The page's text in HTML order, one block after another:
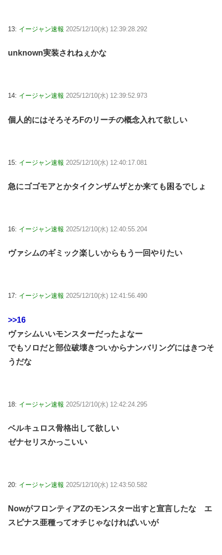
13: イージャン速報 2025/12/10(水) 12:39:28.292
unknown実装されねぇかな
14: イージャン速報 2025/12/10(水) 12:39:52.973
個人的にはそろそろFのリーチの概念入れて欲しい
15: イージャン速報 2025/12/10(水) 12:40:17.081
急にゴゴモアとかタイクンザムザとか来ても困るでしょ
16: イージャン速報 2025/12/10(水) 12:40:55.204
ヴァシムのギミック楽しいからもう一回やりたい
17: イージャン速報 2025/12/10(水) 12:41:56.490
>>16
ヴァシムいいモンスターだったよなー
でもソロだと部位破壊きついからナンバリングにはきつそ
うだな
18: イージャン速報 2025/12/10(水) 12:42:24.295
ベルキュロス骨格出して欲しい
ゼナセリスかっこいい
20: イージャン速報 2025/12/10(水) 12:43:50.582
NowがフロンティアZのモンスター出すと宣言したな エ
スピナス亜種ってオチじゃなければいいが